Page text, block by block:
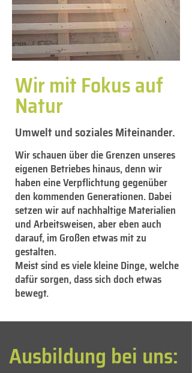
Wir mit Fokus auf
Natur
Umwelt und soziales Miteinander.
Wir schauen über die Grenzen unseres
eigenen Betriebes hinaus, denn wir
haben eine Verpflichtung gegenüber
den kommenden Generationen. Dabei
setzen wir auf nachhaltige Materialien
und Arbeitsweisen, aber eben auch
darauf, im Großen etwas mit zu
gestalten.
Meist sind es viele kleine Dinge, welche
dafür sorgen, dass sich doch etwas
bewegt.
Ausbildung bei uns: